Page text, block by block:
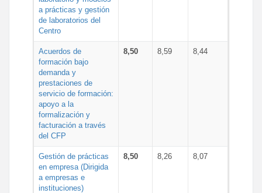
a prácticas y gestión
de laboratorios del
Centro
Acuerdos de
formación bajo
demanda y
prestaciones de
servicio de formación:
apoyo a la
formalización y
facturación a través
del CFP
8,50 8,59 8,44
Gestión de prácticas
en empresa (Dirigida
a empresas e
instituciones)
8,50 8,26 8,07